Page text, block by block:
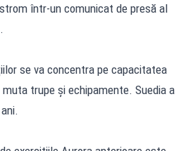
într-un comunicat de presă al
se va concentra pe capacitatea
trupe și echipamente. Suedia a